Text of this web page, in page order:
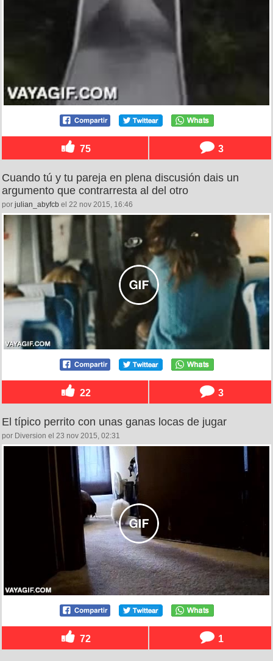
75 3
Cuando tú y tu pareja en plena discusión dais un
argumento que contrarresta al del otro
por julian_abyfcb el 22 nov 2015, 16:46
22 3
El típico perrito con unas ganas locas de jugar
por Diversion el 23 nov 2015, 02:31
72 1